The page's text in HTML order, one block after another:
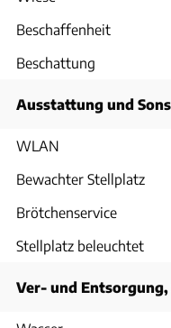
Beschaffenheit
Beschattung
Ausstattung und
WLAN
Bewachter Stellplatz
Brötchenservice
Stellplatz beleuchtet
Ver- und